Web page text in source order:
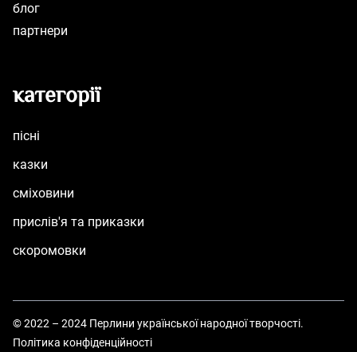
блог
партнери
категорії
пісні
казки
сміховини
прислів'я та приказки
скоромовки
© 2022 – 2024 Перлини української народної творчості.
Політика конфіденційності